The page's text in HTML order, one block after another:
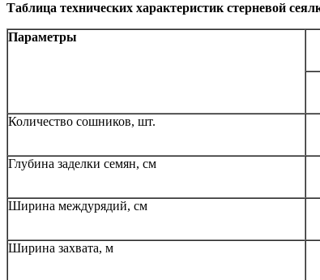
Таблица технических характеристик стерневой
Параметры
Количество сошников, шт.
Глубина заделки семян, см
Ширина междурядий, см
Ширина захвата, м